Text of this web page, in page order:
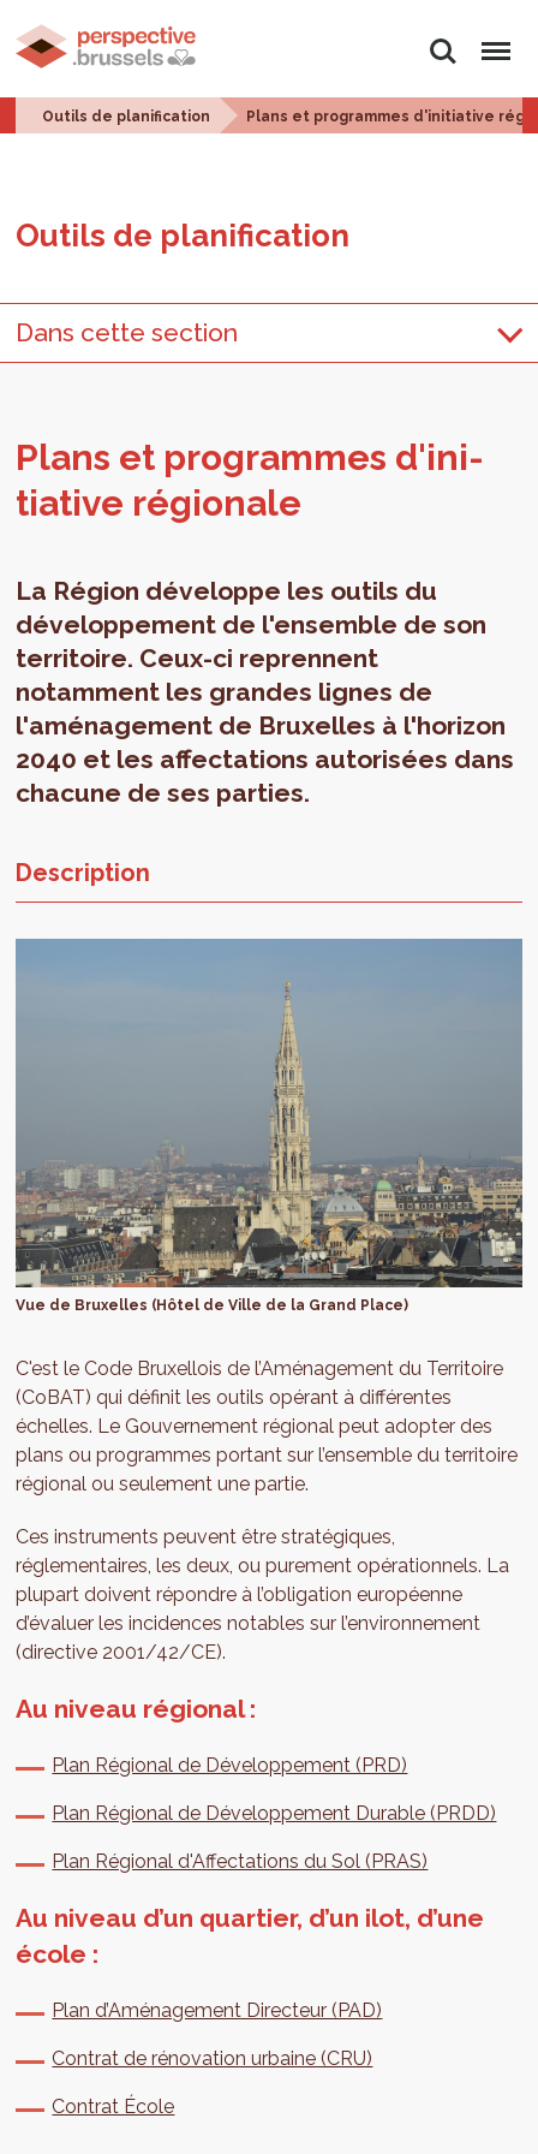
Rechercher
Menu
Outils de planification Plans et programmes d'initiative
Outils de pla­ni­fi­ca­tion
Dans cette section
Plans et pro­grammes d'i­ni­
tia­tive régio­nale
La Région développe les outils du
développement de l'ensemble de son
territoire. Ceux-ci reprennent
notamment les grandes lignes de
l'aménagement de Bruxelles à l'horizon
2040 et les affectations autorisées dans
chacune de ses parties.
Description
Vue de Bruxelles (Hôtel de Ville de la Grand Place)
C'est le Code Bruxellois de l’Aménagement du Territoire
(CoBAT) qui définit les outils opérant à différentes
échelles. Le Gouvernement régional peut adopter des
plans ou programmes portant sur l’ensemble du territoire
régional ou seulement une partie.
Ces instruments peuvent être stratégiques,
réglementaires, les deux, ou purement opérationnels. La
plupart doivent répondre à l’obligation européenne
d’évaluer les incidences notables sur l’environnement
(directive 2001/42/CE).
Au niveau régional :
Plan Régional de Développement (PRD)
Plan Régional de Développement Durable (PRDD)
Plan Régional d'Affectations du Sol (PRAS)
Au niveau d’un quartier, d’un ilot, d’une
école :
Plan d’Aménagement Directeur (PAD)
Contrat de rénovation urbaine (CRU)
Contrat École